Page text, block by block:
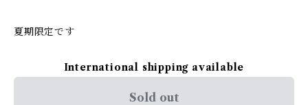
夏期限定です
International shipping available
Sold out